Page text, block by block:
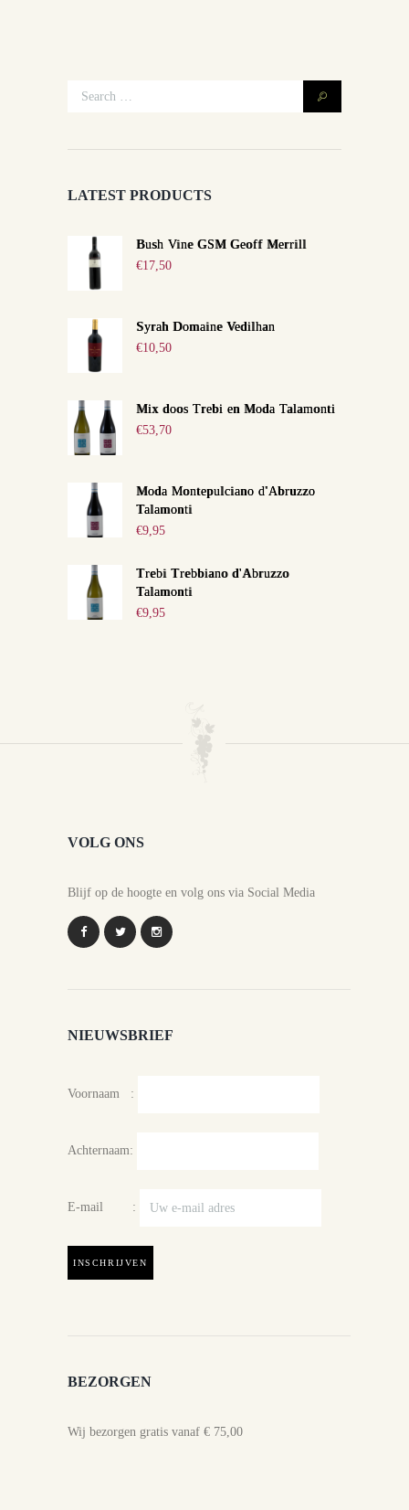
LATEST PRODUCTS
Bush Vine GSM Geoff Merrill
€17,50
Syrah Domaine Vedilhan
€10,50
Mix doos Trebi en Moda Talamonti
€53,70
Moda Montepulciano d'Abruzzo
Talamonti
€9,95
Trebi Trebbiano d'Abruzzo
Talamonti
€9,95
VOLG ONS
Blijf op de hoogte en volg ons via Social Media
NIEUWSBRIEF
Voornaam :
Achternaam:
E-mail :
BEZORGEN
Wij bezorgen gratis vanaf € 75,00